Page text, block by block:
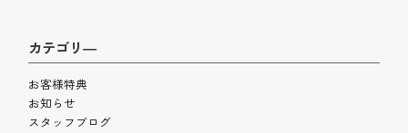
カテゴリ―
お客様特典
お知らせ
スタッフブログ